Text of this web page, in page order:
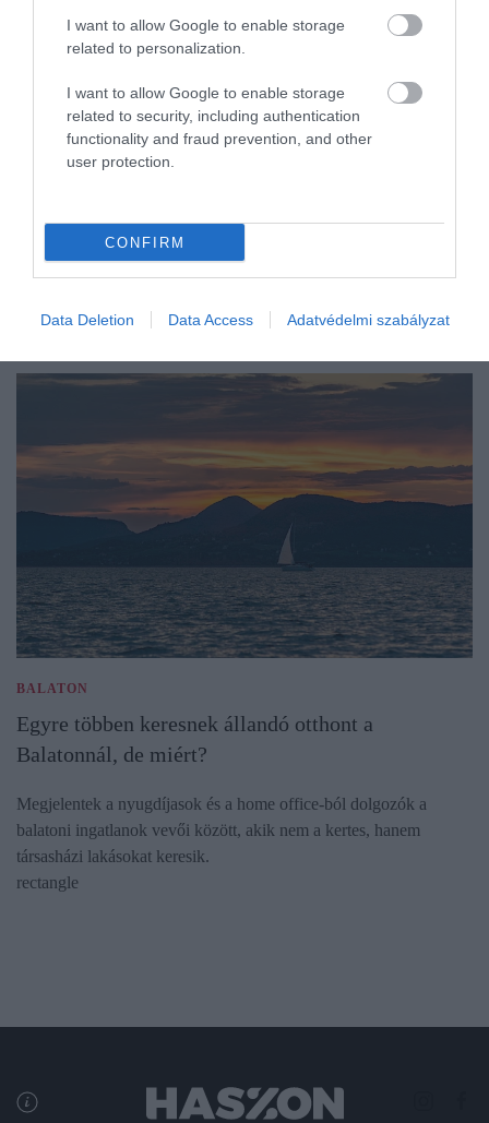
I want to allow Google to enable storage
related to personalization.
I want to allow Google to enable storage
related to security, including authentication
functionality and fraud prevention, and other
user protection.
CONFIRM
Data Deletion Data Access Adatvédelmi szabályzat
viszi előre a lendület. Az eredmény: nőtt az eladatlan lakáskészlet,
BALATON
Egyre többen keresnek állandó otthont a
Balatonnál, de miért?
Megjelentek a nyugdíjasok és a home office-ból dolgozók a
balatoni ingatlanok vevői között, akik nem a kertes, hanem
társasházi lakásokat keresik.
rectangle